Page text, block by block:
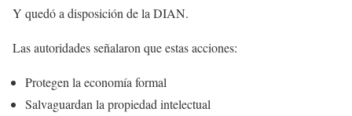
Y quedó a disposición de la DIAN.
Las autoridades señalaron que estas acciones:
Protegen la economía formal
Salvaguardan la propiedad intelectual